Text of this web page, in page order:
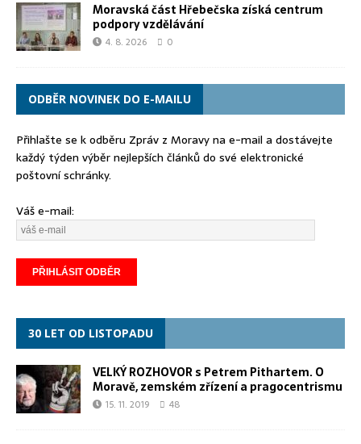
Moravská část Hřebečska získá centrum
podpory vzdělávání
4. 8. 2026 0
ODBĚR NOVINEK DO E-MAILU
Přihlašte se k odběru Zpráv z Moravy na e-mail a dostávejte
každý týden výběr nejlepších článků do své elektronické
poštovní schránky.
Váš e-mail:
30 LET OD LISTOPADU
VELKÝ ROZHOVOR s Petrem Pithartem. O
Moravě, zemském zřízení a pragocentrismu
15. 11. 2019 48